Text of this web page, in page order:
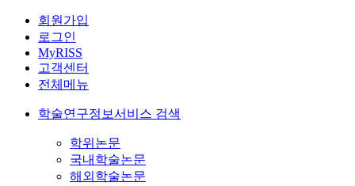
회원가입
로그인
MyRISS
고객센터
전체메뉴
학술연구정보서비스 검색
학위논문
국내학술논문
해외학술논문